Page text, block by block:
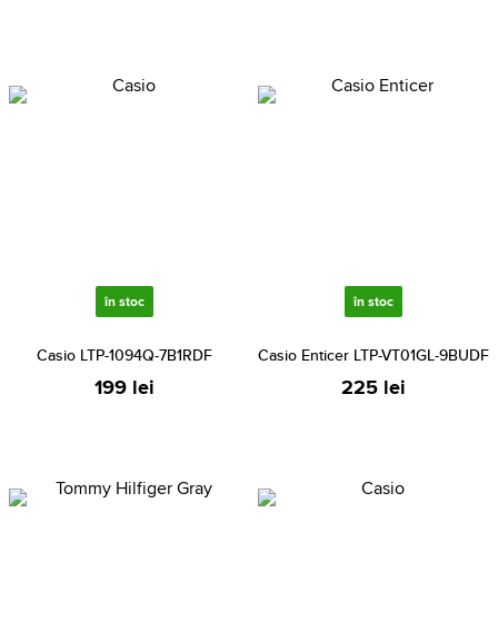
în stoc
Casio LTP-1094Q-7B1RDF
199 lei
în stoc
Casio Enticer LTP-VT01GL-9BUDF
225 lei